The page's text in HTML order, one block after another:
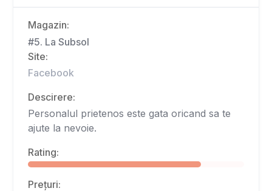
Magazin:
#5. La Subsol
Site:
Facebook
Descirere:
Personalul prietenos este gata oricand sa te
ajute la nevoie.
Rating:
Prețuri: